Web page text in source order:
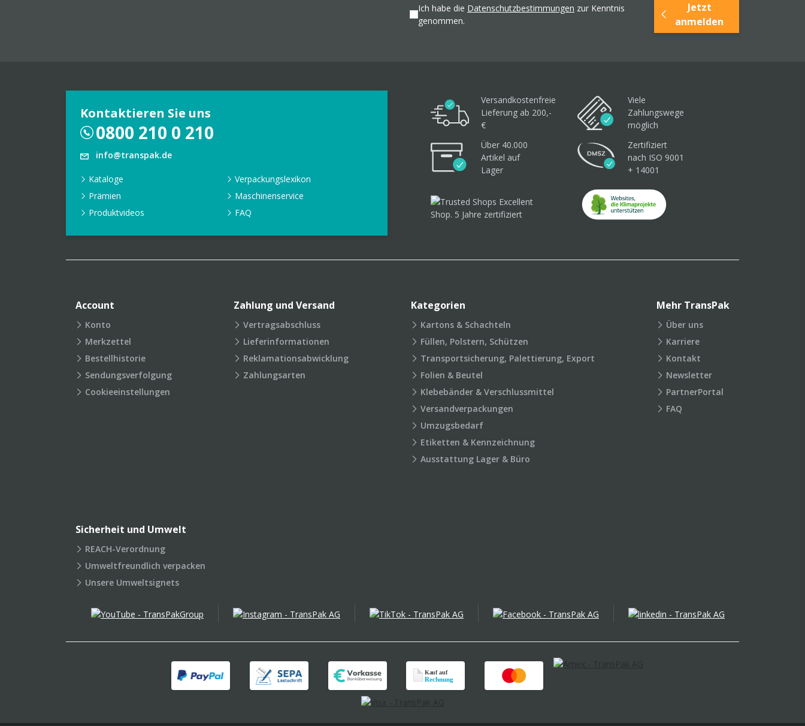
Ich habe die Datenschutzbestimmungen zur Kenntnis
genommen.
Jetzt
anmelden
Kontaktieren Sie uns
0800 210 0 210
info@transpak.de
Kataloge
Verpackungslexikon
Prämien
Maschinenservice
Produktvideos
FAQ
Versandkostenfreie
Lieferung ab 200,-
€
Viele
Zahlungswege
möglich
Über 40.000
Artikel auf
Lager
Zertifiziert
nach ISO 9001
+ 14001
Account
Konto
Merkzettel
Bestellhistorie
Sendungsverfolgung
Cookieeinstellungen
Zahlung und Versand
Vertragsabschluss
Lieferinformationen
Reklamationsabwicklung
Zahlungsarten
Kategorien
Kartons & Schachteln
Füllen, Polstern, Schützen
Transportsicherung, Palettierung, Export
Folien & Beutel
Klebebänder & Verschlussmittel
Versandverpackungen
Umzugsbedarf
Etiketten & Kennzeichnung
Ausstattung Lager & Büro
Mehr TransPak
Über uns
Karriere
Kontakt
Newsletter
PartnerPortal
FAQ
Sicherheit und Umwelt
REACH-Verordnung
Umweltfreundlich verpacken
Unsere Umweltsignets